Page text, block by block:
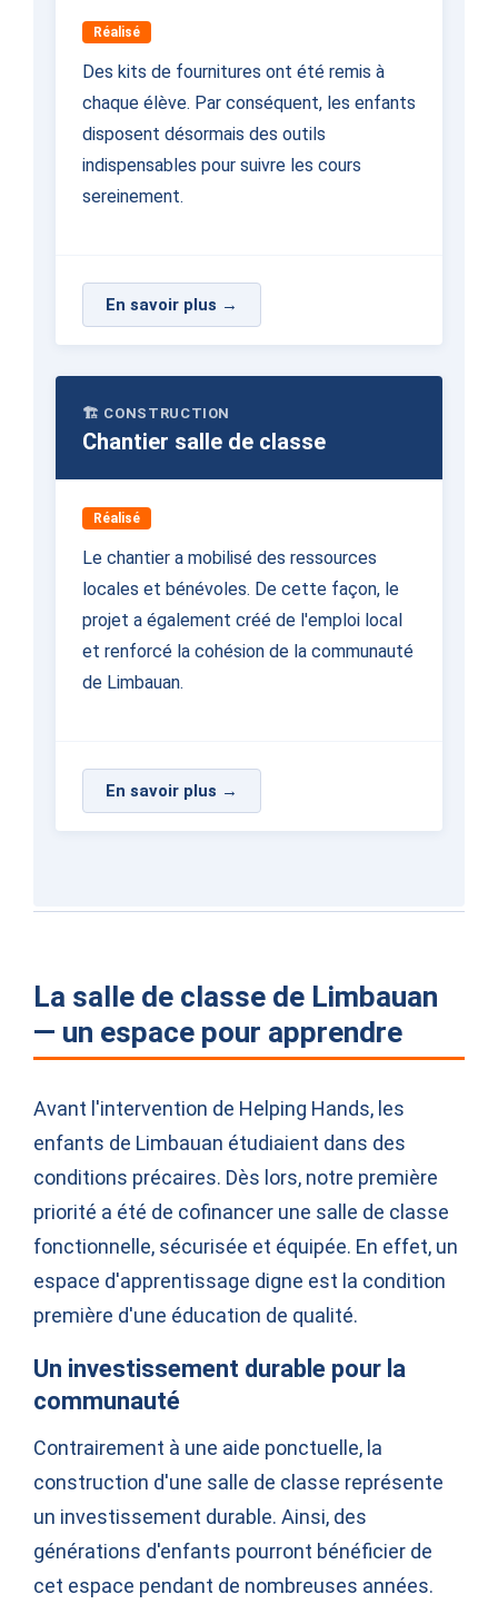
Réalisé
Des kits de fournitures ont été remis à
chaque élève. Par conséquent, les enfants
disposent désormais des outils
indispensables pour suivre les cours
sereinement.
En savoir plus →
🏗️ CONSTRUCTION
Chantier salle de classe
Réalisé
Le chantier a mobilisé des ressources
locales et bénévoles. De cette façon, le
projet a également créé de l'emploi local
et renforcé la cohésion de la communauté
de Limbauan.
En savoir plus →
La salle de classe de Limbauan
— un espace pour apprendre
Avant l'intervention de Helping Hands, les
enfants de Limbauan étudiaient dans des
conditions précaires. Dès lors, notre première
priorité a été de cofinancer une salle de classe
fonctionnelle, sécurisée et équipée. En effet, un
espace d'apprentissage digne est la condition
première d'une éducation de qualité.
Un investissement durable pour la
communauté
Contrairement à une aide ponctuelle, la
construction d'une salle de classe représente
un investissement durable. Ainsi, des
générations d'enfants pourront bénéficier de
cet espace pendant de nombreuses années.